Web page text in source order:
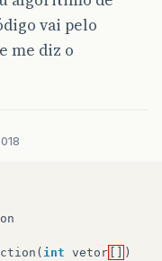
vai pelo
me diz o
( int vetor
)